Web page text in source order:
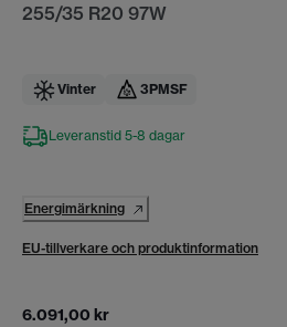
255/35 R20 97W
Vinter 3PMSF
Leveranstid 5-8 dagar
Energimärkning
EU-tillverkare och produktinformation
6.091,00 kr